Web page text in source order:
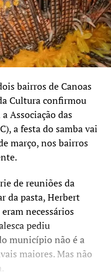
bairros de Canoas
Cultura confirmou
Associação das
a festa do samba vai
março, nos bairros
de reuniões da
da pasta, Herbert
necessários
pediu
município não é a
maiores. Mas não